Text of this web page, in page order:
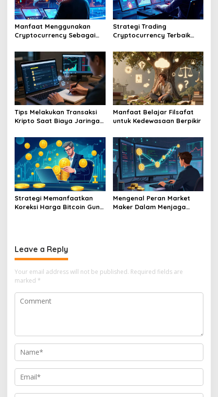
Manfaat Menggunakan
Cryptocurrency Sebagai
Era Ekonomi Baru
Strategi Trading
Cryptocurrency Terbaik
Enam Mendatang
Tips Melakukan Transaksi
Kripto Saat Biaya Jaringan
Manfaat Belajar Filsafat
untuk Kedewasaan Berpikir
Strategi Memanfaatkan
Koreksi Harga Bitcoin Guna
Mengenal Peran Market
Maker Dalam Menjaga
Leave a Reply
Your email address will not be published. Required fields are
marked *